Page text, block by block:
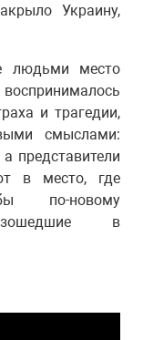
Украину,
людьми место
и трагедии,
смыслами:
представители
в место, где
по-новому
в